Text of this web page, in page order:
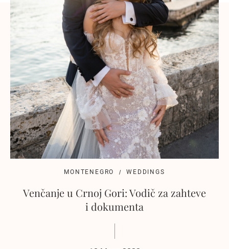
MONTENEGRO WEDDINGS
Venčanje u Crnoj Gori: Vodič za zahteve
i dokumenta